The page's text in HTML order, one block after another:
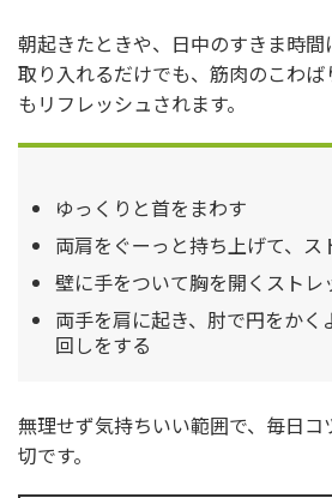
朝起きたときや、日中のすきま時
取り入れるだけでも、筋肉のこわば
もリフレッシュされます。
ゆっくりと首をまわす
両肩をぐーっと持ち上げて、ス
壁に手をついて胸を開くストレ
両手を肩に起き、肘で円をかく
回しをする
無理せず気持ちいい範囲で、毎日
切です。